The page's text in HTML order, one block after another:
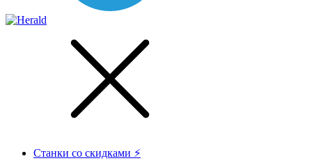
Станки со скидками ⚡